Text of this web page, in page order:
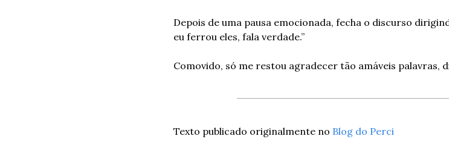
Depois de uma pausa emocionada, fecha o discurso
eu ferrou eles, fala verdade.”
Comovido, só me restou agradecer tão amáveis palavras,
Texto publicado originalmente no Blog do Perci